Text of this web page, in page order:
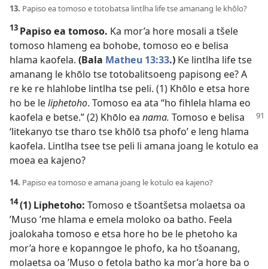
13. Papiso ea tomoso e totobatsa lintlha life tse amanang le khōlo?
13 Papiso ea tomoso. Ka mor’a hore mosali a tšele
tomoso hlameng ea bohobe, tomoso eo e belisa
hlama kaofela. (Bala Matheu 13:33.) Ke lintlha life tse
amanang le khōlo tse totobalitsoeng papisong ee? A
re ke re hlahlobe lintlha tse peli. (1) Khōlo e etsa hore
ho be leliphetoho. Tomoso ea ata “ho fihlela hlama eo
kaofela e betse.” (2) Khōlo ea nama. Tomoso e belisa
‘litekanyo tse tharo tse khōlō tsa phofo’ e leng hlama
kaofela. Lintlha tsee tse peli li amana joang le kotulo ea
moea ea kajeno?
14. Papiso ea tomoso e amana joang le kotulo ea kajeno?
14(1) Liphetoho: Tomoso e tšoantšetsa molaetsa oa
’Muso ’me hlama e emela moloko oa batho. Feela
joalokaha tomoso e etsa hore ho be le phetoho ka
mor’a hore e kopanngoe le phofo, ka ho tšoanang,
molaetsa oa ’Muso o fetola batho ka mor’a hore ba o